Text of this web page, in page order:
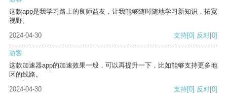
这款app是我学习路上的良师益友，让我能够随时随地学习新知识，拓宽
视野。
2024-04-30
支持[0] 反对[0]
游客
这款加速器app的加速效果一般，可以再提升一下，比如能够支持更多地
区的线路。
2024-04-30
支持[0] 反对[0]